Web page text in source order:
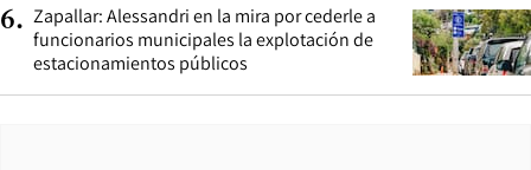
6. Zapallar: Alessandri en la mira por cederle a
funcionarios municipales la explotación de
estacionamientos públicos